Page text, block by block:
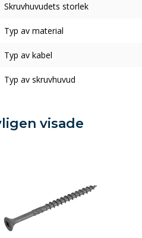
Skruvhuvudets storlek
Typ av material
Typ av kabel
Typ av skruvhuvud
visade